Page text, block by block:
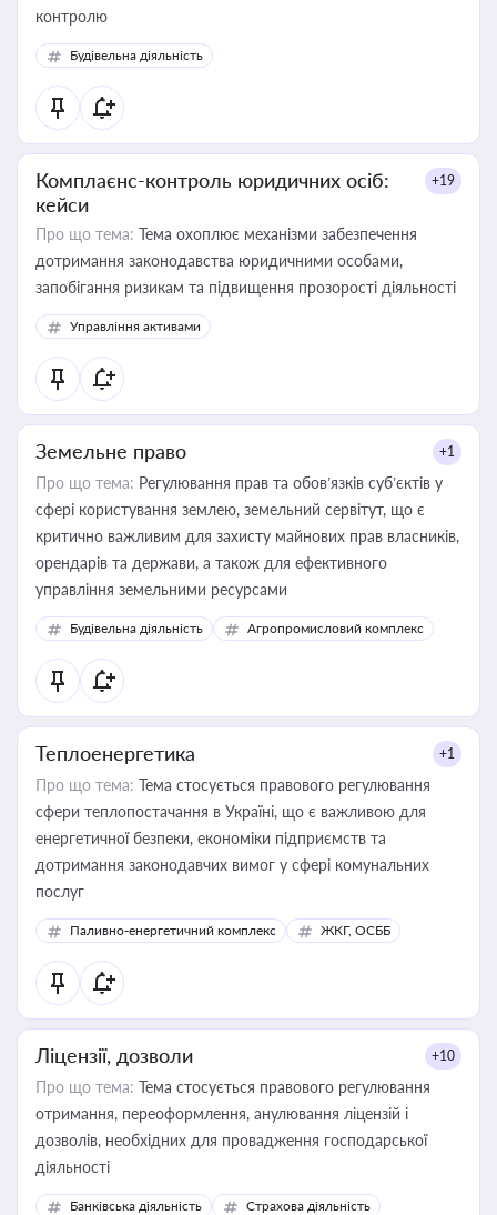
контролю
Будівельна діяльність
Комплаєнс-контроль юридичних осіб:
кейси
+19
Про що тема: Тема охоплює механізми забезпечення
дотримання законодавства юридичними особами,
запобігання ризикам та підвищення прозорості діяльності
Управління активами
Земельне право +1
Про що тема: Регулювання прав та обов’язків суб’єктів у
сфері користування землею, земельний сервітут, що є
критично важливим для захисту майнових прав власників,
орендарів та держави, а також для ефективного
управління земельними ресурсами
Будівельна діяльність Агропромисловий комплекс
Теплоенергетика +1
Про що тема: Тема стосується правового регулювання
сфери теплопостачання в Україні, що є важливою для
енергетичної безпеки, економіки підприємств та
дотримання законодавчих вимог у сфері комунальних
послуг
Паливно-енергетичний комплекс ЖКГ, ОСББ
Ліцензії, дозволи +10
Про що тема: Тема стосується правового регулювання
отримання, переоформлення, анулювання ліцензій і
дозволів, необхідних для провадження господарської
діяльності
Банківська діяльність
Страхова діяльність